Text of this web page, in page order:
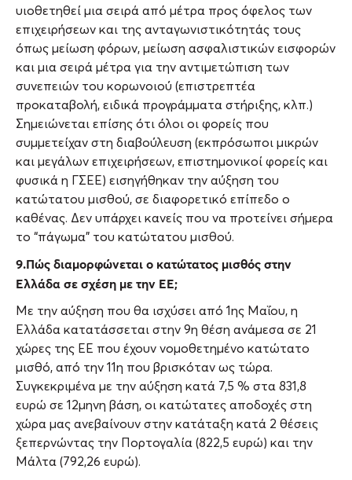
υιοθετηθεί μια σειρά από μέτρα προς όφελος των
επιχειρήσεων και της ανταγωνιστικότητάς τους
όπως μείωση φόρων, μείωση ασφαλιστικών εισφορών
και μια σειρά μέτρα για την αντιμετώπιση των
συνεπειών του κορωνοιού (επιστρεπτέα
προκαταβολή, ειδικά προγράμματα στήριξης, κλπ.)
Σημειώνεται επίσης ότι όλοι οι φορείς που
συμμετείχαν στη διαβούλευση (εκπρόσωποι μικρών
και μεγάλων επιχειρήσεων, επιστημονικοί φορείς και
φυσικά η ΓΣΕΕ) εισηγήθηκαν την αύξηση του
κατώτατου μισθού, σε διαφορετικό επίπεδο ο
καθένας. Δεν υπάρχει κανείς που να προτείνει σήμερα
το “πάγωμα” του κατώτατου μισθού.
9.Πώς διαμορφώνεται ο κατώτατος μισθός στην
Ελλάδα σε σχέση με την ΕΕ;
Με την αύξηση που θα ισχύσει από 1ης Μαΐου, η
Ελλάδα κατατάσσεται στην 9η θέση ανάμεσα σε 21
χώρες της ΕΕ που έχουν νομοθετημένο κατώτατο
μισθό, από την 11η που βρισκόταν ως τώρα.
Συγκεκριμένα με την αύξηση κατά 7,5 % στα 831,8
ευρώ σε 12μηνη βάση, οι κατώτατες αποδοχές στη
χώρα μας ανεβαίνουν στην κατάταξη κατά 2 θέσεις
ξεπερνώντας την Πορτογαλία (822,5 ευρώ) και την
Μάλτα (792,26 ευρώ).